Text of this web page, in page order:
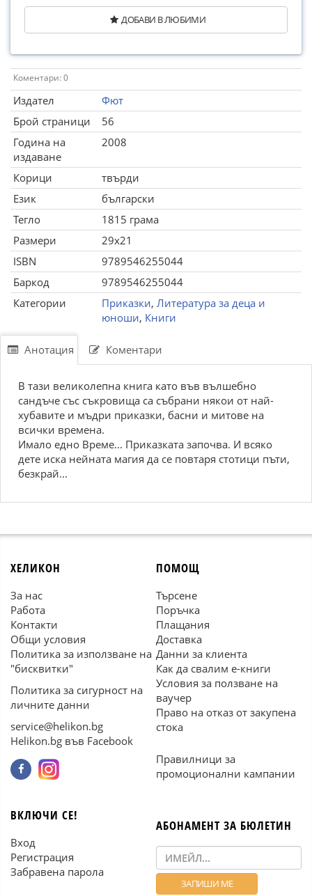
ДОБАВИ В ЛЮБИМИ
Коментари: 0
Издател
Фют
Брой страници
56
Година на
издаване
2008
Корици
твърди
Език
български
Тегло
1815 грама
Размери
29x21
ISBN
9789546255044
Баркод
9789546255044
Категории
Приказки, Литература за деца и
юноши, Книги
Анотация Коментари
В тази великолепна книга като във вълшебно
сандъче със съкровища са събрани някои от най-
хубавите и мъдри приказки, басни и митове на
всички времена.
Имало едно Време... Приказката започва. И всяко
дете иска нейната магия да се повтаря стотици пъти,
безкрай...
ХЕЛИКОН
За нас
Работа
Контакти
Общи условия
Политика за използване на
"бисквитки"
Политика за сигурност на
личните данни
service@helikon.bg
Helikon.bg във Facebook
ПОМОЩ
Търсене
Поръчка
Плащания
Доставка
Данни за клиента
Как да свалим е-книги
Условия за ползване на
ваучер
Право на отказ от закупена
стока
Правилници за
промоционални кампании
ВКЛЮЧИ СЕ!
Вход
Регистрация
Забравена парола
АБОНАМЕНТ ЗА БЮЛЕТИН